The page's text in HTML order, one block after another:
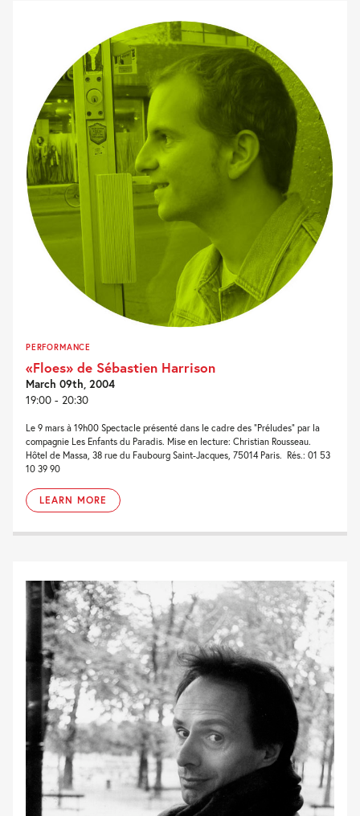
PERFORMANCE
«Floes» de Sébastien Harrison
March 09th, 2004
19:00 - 20:30
Le 9 mars à 19h00 Spectacle présenté dans le cadre des “Préludes” par la
compagnie Les Enfants du Paradis. Mise en lecture: Christian Rousseau.
Hôtel de Massa, 38 rue du Faubourg Saint-Jacques, 75014 Paris. Rés.: 01 53
10 39 90
LEARN MORE